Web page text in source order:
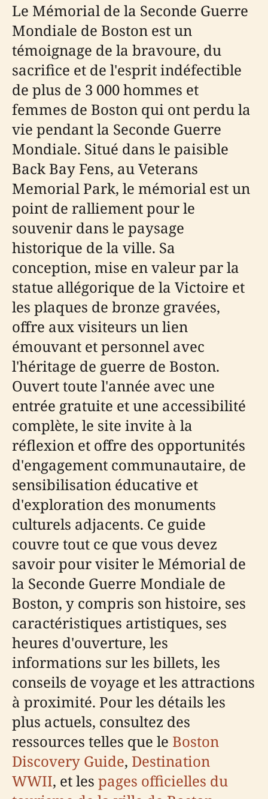
Le Mémorial de la Seconde Guerre
Mondiale de Boston est un
témoignage de la bravoure, du
sacrifice et de l'esprit indéfectible
de plus de 3 000 hommes et
femmes de Boston qui ont perdu la
vie pendant la Seconde Guerre
Mondiale. Situé dans le paisible
Back Bay Fens, au Veterans
Memorial Park, le mémorial est un
point de ralliement pour le
souvenir dans le paysage
historique de la ville. Sa
conception, mise en valeur par la
statue allégorique de la Victoire et
les plaques de bronze gravées,
offre aux visiteurs un lien
émouvant et personnel avec
l'héritage de guerre de Boston.
Ouvert toute l'année avec une
entrée gratuite et une accessibilité
complète, le site invite à la
réflexion et offre des opportunités
d'engagement communautaire, de
sensibilisation éducative et
d'exploration des monuments
culturels adjacents. Ce guide
couvre tout ce que vous devez
savoir pour visiter le Mémorial de
la Seconde Guerre Mondiale de
Boston, y compris son histoire, ses
caractéristiques artistiques, ses
heures d'ouverture, les
informations sur les billets, les
conseils de voyage et les attractions
à proximité. Pour les détails les
plus actuels, consultez des
ressources telles que le Boston
Discovery Guide, Destination
WWII, et les pages officielles du